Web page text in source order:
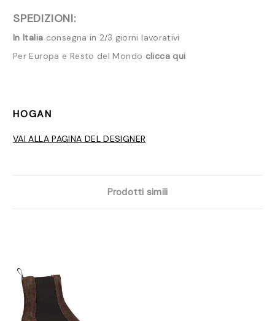
SPEDIZIONI:
In Italia consegna in 2/3 giorni lavorativi
Per Europa e Resto del Mondo clicca qui
HOGAN
VAI ALLA PAGINA DEL DESIGNER
Prodotti simili